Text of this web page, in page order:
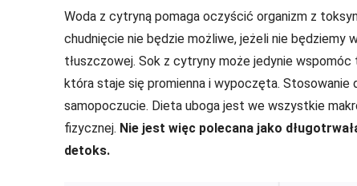
Woda z cytryną pomaga oczyścić organizm z
chudnięcie nie będzie możliwe, jeżeli nie
tłuszczowej. Sok z cytryny może jedynie
która staje się promienna i wypoczęta. Stosowanie
samopoczucie. Dieta uboga jest we wszystkie
fizycznej. Nie jest więc polecana jako
detoks.